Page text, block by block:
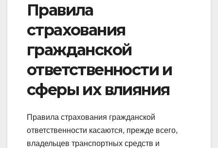
Правила
страхования
гражданской
ответственности и
сферы их влияния
Правила страхования гражданской
ответственности касаются, прежде всего,
владельцев транспортных средств и